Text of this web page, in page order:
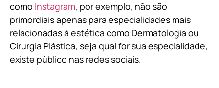
como Instagram, por exemplo, não são
primordiais apenas para especialidades mais
relacionadas à estética como Dermatologia ou
Cirurgia Plástica, seja qual for sua especialidade,
existe público nas redes sociais.